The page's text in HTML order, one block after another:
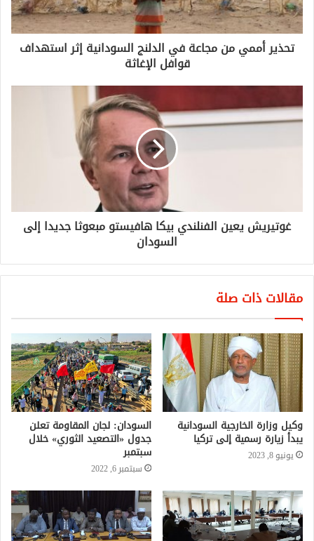
تحذير أممي من مجاعة في الدلنج السودانية إثر استهداف
قوافل الإغاثة
غوتيريش يعين الفنلندي بيكا هافيستو مبعوثا جديدا إلى
السودان
مقالات ذات صلة
وكيل وزارة الخارجية السودانية
يبدأ زيارة رسمية إلى تركيا
يونيو 8, 2023
السودان: لجان المقاومة تعلن
جدول «التصعيد الثوري» خلال
سبتمبر
سبتمبر 6, 2022